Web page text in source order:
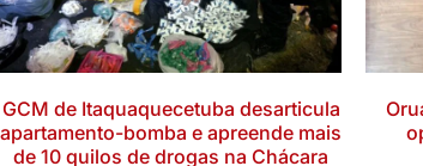
GCM de Itaquaquecetuba desarticula
apartamento-bomba e apreende mais
de 10 quilos de drogas na Chácara